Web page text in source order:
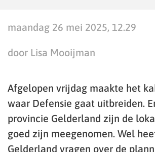
maandag 26 mei 2025, 12.29
door Lisa Mooijman
Afgelopen vrijdag maakte het
waar Defensie gaat uitbreiden.
provincie Gelderland zijn de
goed zijn meegenomen. Wel
Gelderland vragen over de